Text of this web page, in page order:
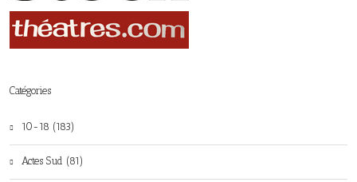
Catégories
10-18 (183)
Actes Sud (81)